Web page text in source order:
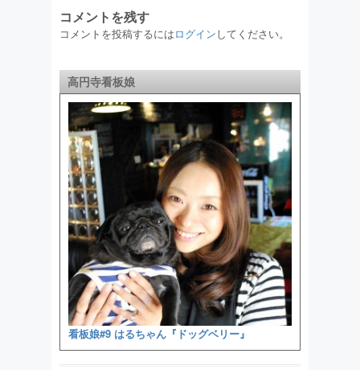
コメントを残す
コメントを投稿するにはログインしてください。
高円寺看板娘
看板娘#9 はるちゃん『ドッグベリー』